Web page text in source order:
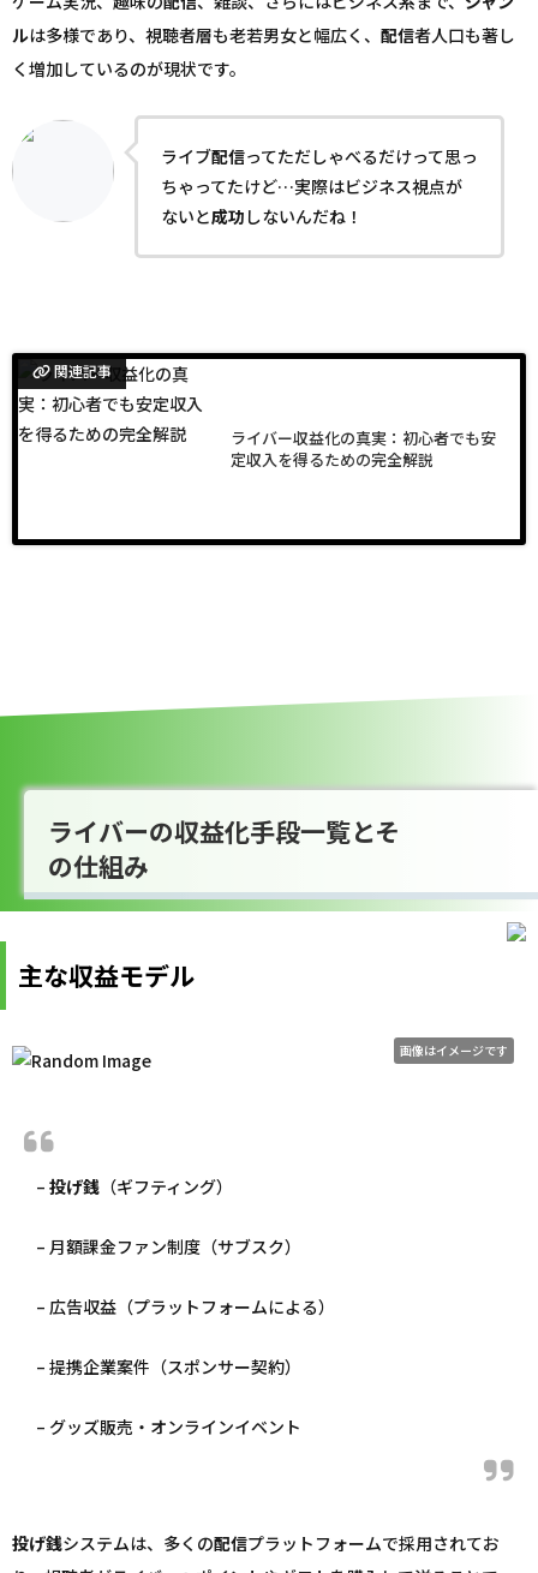
ルは多様であり、視聴者層も老若男女と幅広く、 配信者人口も著し
く増加しているのが現状です。
ライブ配信ってただしゃべるだけって思っ
ちゃってたけど…実際はビジネス視点が
ないと成功 しないんだね！
関連記事
ライバー収益化の真実：初心者でも安
定収入を得るための完全解説
ライバーの収益化手段一覧とそ
の仕組み
主な収益モデル
画像はイメージです
– 投げ銭 （ギフティング）
– 月額課金ファン制度（サブスク）
– 広告収益（プラットフォームによる）
– 提携企業案件（スポンサー契約）
– グッズ販売・オンラインイベント
投げ銭システムは、多くの配信プラットフォームで採用されてお